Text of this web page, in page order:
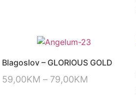
Blagoslov – GLORIOUS GOLD
59,00KM – 79,00KM